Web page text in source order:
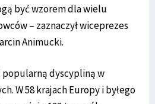
być wzorem dla wielu
– zaznaczył wiceprezes
Animucki.
dyscypliną w
W 58 krajach Europy i byłego